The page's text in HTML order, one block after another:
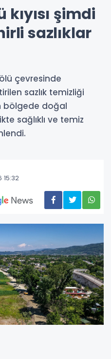
şimdi
sazlıklar
çevresinde
sazlık temizliği
bölgede doğal
sağlıklı ve temiz